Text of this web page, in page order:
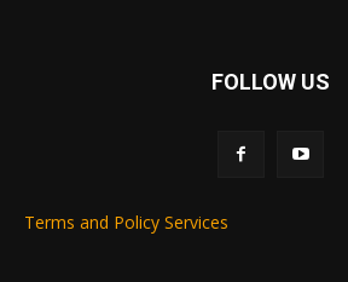
FOLLOW US
Terms and Policy Services